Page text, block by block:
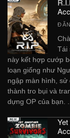
Tái
này kết hợp cướp
loạn giống như
ngập màn hình, sử
thành tro bụi và
dựng OP của bạn. ...